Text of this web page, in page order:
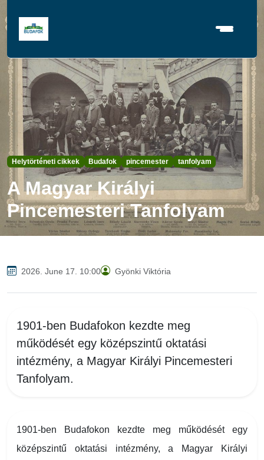
Helytörténeti cikkek Budafok pincemester tanfolyam
A Magyar Királyi
Pincemesteri Tanfolyam
2026. June 17. 10:00 Gyönki Viktória
1901-ben Budafokon kezdte meg
működését egy középszintű oktatási
intézmény, a Magyar Királyi Pincemesteri
Tanfolyam.
1901-ben Budafokon kezdte meg működését egy
középszintű oktatási intézmény, a Magyar Királyi